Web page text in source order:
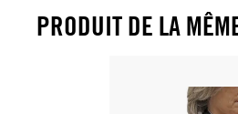
instruments brillants
PRODUIT DE LA